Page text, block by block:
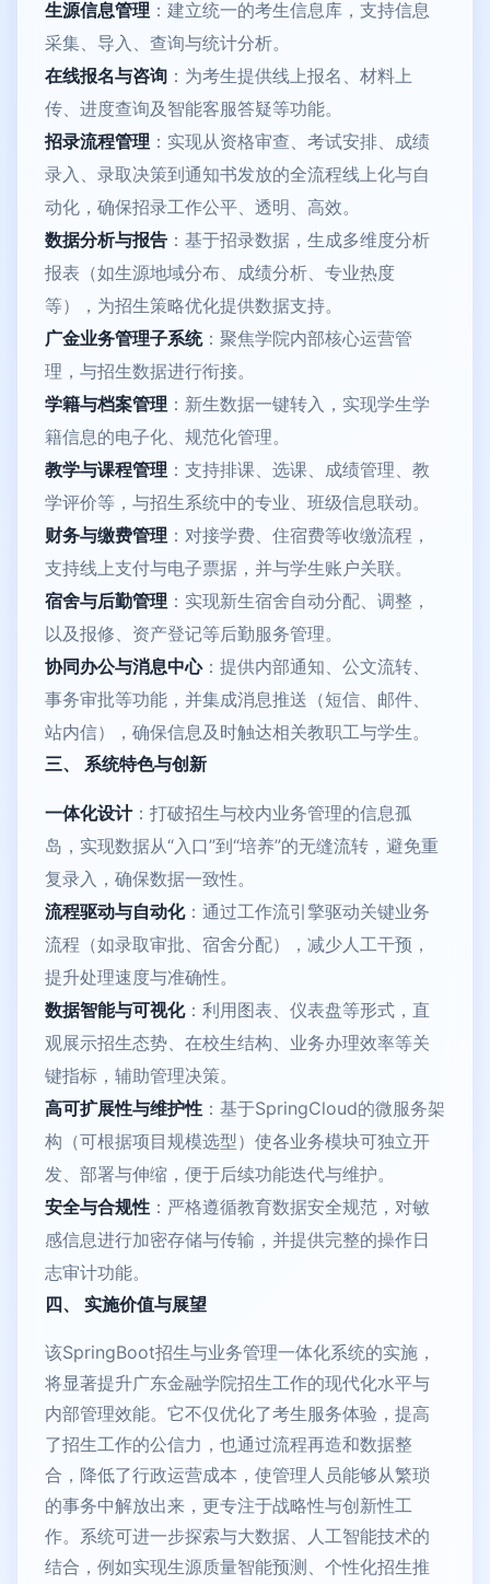
生源信息管理 ：建立统一的考生信息库，支持信息
采集、导入、查询与统计分析。
在线报名与咨询 ：为考生提供线上报名、材料上
传、进度查询及智能客服答疑等功能。
招录流程管理 ：实现从资格审查、考试安排、成绩
录入、录取决策到通知书发放的全流程线上化与自
动化，确保招录工作公平、透明、高效。
数据分析与报告 ：基于招录数据，生成多维度分析
报表（如生源地域分布、成绩分析、专业热度
等），为招生策略优化提供数据支持。
广金业务管理子系统：聚焦学院内部核心运营管
理，与招生数据进行衔接。
学籍与档案管理 ：新生数据一键转入，实现学生学
籍信息的电子化、规范化管理。
教学与课程管理 ：支持排课、选课、成绩管理、教
学评价等，与招生系统中的专业、班级信息联动。
财务与缴费管理 ：对接学费、住宿费等收缴流程，
支持线上支付与电子票据，并与学生账户关联。
宿舍与后勤管理 ：实现新生宿舍自动分配、调整，
以及报修、资产登记等后勤服务管理。
协同办公与消息中心：提供内部通知、公文流转、
事务审批等功能，并集成消息推送（短信、邮件、
站内信），确保信息及时触达相关教职工与学生。
三、 系统特色与创新
一体化设计：打破招生与校内业务管理的信息孤
岛，实现数据从“入口”到“培养”的无缝流转，避免重
复录入，确保数据一致性。
流程驱动与自动化：通过工作流引擎驱动关键业务
流程（如录取审批、宿舍分配），减少人工干预，
提升处理速度与准确性。
数据智能与可视化：利用图表、仪表盘等形式，直
观展示招生态势、在校生结构、业务办理效率等关
键指标，辅助管理决策。
高可扩展性与维护性 ：基于SpringCloud的微服务架
构（可根据项目规模选型）使各业务模块可独立开
发、部署与伸缩，便于后续功能迭代与维护。
安全与合规性 ：严格遵循教育数据安全规范，对敏
感信息进行加密存储与传输，并提供完整的操作日
志审计功能。
四、 实施价值与展望
该SpringBoot招生与业务管理一体化系统的实施，
将显著提升广东金融学院招生工作的现代化水平与
内部管理效能。它不仅优化了考生服务体验，提高
了招生工作的公信力，也通过流程再造和数据整
合，降低了行政运营成本，使管理人员能够从繁琐
的事务中解放出来，更专注于战略性与创新性工
作。系统可进一步探索与大数据、人工智能技术的
结合，例如实现生源质量智能预测、个性化招生推